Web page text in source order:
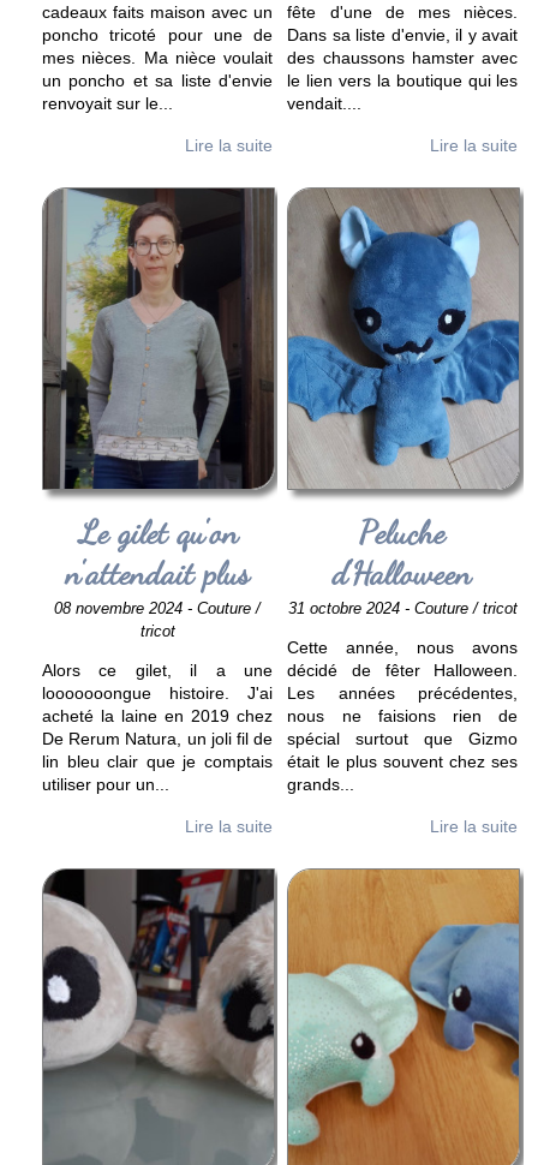
cadeaux faits maison avec un
poncho tricoté pour une de
mes nièces. Ma nièce voulait
un poncho et sa liste d'envie
renvoyait sur le
Lire la suite
fête d'une de mes nièces.
Dans sa liste d'envie, il y avait
des chaussons hamster avec
le lien vers la boutique qui les
vendait.
Lire la suite
Le gilet qu'on
n'attendait plus
08 novembre 2024 - Couture /
tricot
Alors ce gilet, il a une
looooooongue histoire. J'ai
acheté la laine en 2019 chez
De Rerum Natura, un joli fil de
lin bleu clair que je comptais
utiliser pour un
Lire la suite
Peluche
d'Halloween
31 octobre 2024 - Couture / tricot
Cette année, nous avons
décidé de fêter Halloween.
Les années précédentes,
nous ne faisions rien de
spécial surtout que Gizmo
était le plus souvent chez ses
grands
Lire la suite